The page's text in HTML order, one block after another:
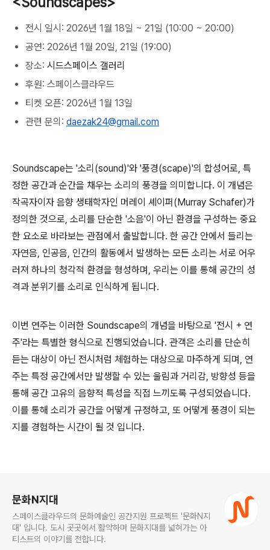
전시 일시: 2026년 1월 18일 ~ 21일 (10:00 ~ 20:00)
공연: 2026년 1월 20일, 21일 (19:00)
장소: 시드스페이스 갤러리
후원: 스페이스클라우드
티켓 오픈: 2026년 1월 13일
관련 문의: daezak24@gmail.com
Soundscape는 '소리(sound)'와 '풍경(scape)'의 합성어로, 특
정한 공간과 순간을 채우는 소리의 풍경을 의미합니다. 이 개념은
작곡자이자 음향 생태학자인 머레이 셰이퍼(Murray Schafer)가
정의한 것으로, 소리를 단순한 '소음'이 아닌 환경을 구성하는 중요
한 요소로 바라보는 관점에서 출발합니다. 한 공간 안에서 들리는
자연음, 인공음, 인간의 활동에서 발생하는 모든 소리는 서로 어우
러져 하나의 청각적 환경을 형성하며, 우리는 이를 통해 공간의 성
격과 분위기를 소리로 인식하게 됩니다.
이번 연주는 이러한 Soundscape의 개념을 바탕으로 '전시 + 연
주'라는 특별한 형식으로 진행되었습니다. 관객은 소리를 단순히
듣는 대상이 아닌 전시처럼 체험하는 대상으로 마주하게 되며, 연
주는 특정 공간에서만 발생할 수 있는 울림과 거리감, 방향성 등을
통해 공간 고유의 음향적 특성을 직접 느끼도록 구성되었습니다.
이를 통해 소리가 공간을 어떻게 규정하고, 또 어떻게 풍경이 되는
지를 경험하는 시간이 될 것 입니다.
문화N지대
스페이스클라우드의 문화예술인 공간지원 프로젝트 '문화N지
대' 입니다. 도시 곳곳에서 활약하며 문화지대를 넓혀가는 아
티스트의 이야기를 전합니다.